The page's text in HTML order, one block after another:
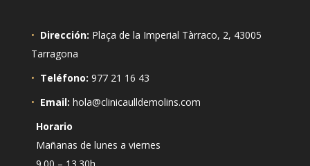
• Dirección: Plaça de la Imperial Tàrraco, 2, 43005
Tarragona
• Teléfono: 977 21 16 43
• Email: hola@clinicaulldemolins.com
Horario
Mañanas de lunes a viernes